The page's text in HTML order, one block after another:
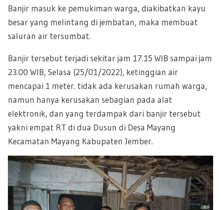
Banjir masuk ke pemukiman warga, diakibatkan kayu
besar yang melintang di jembatan, maka membuat
saluran air tersumbat.
Banjir tersebut terjadi sekitar jam 17.15 WIB sampai jam
23.00 WIB, Selasa (25/01/2022), ketinggian air
mencapai 1 meter. tidak ada kerusakan rumah warga,
namun hanya kerusakan sebagian pada alat
elektronik, dan yang terdampak dari banjir tersebut
yakni empat RT di dua Dusun di Desa Mayang
Kecamatan Mayang Kabupaten Jember.